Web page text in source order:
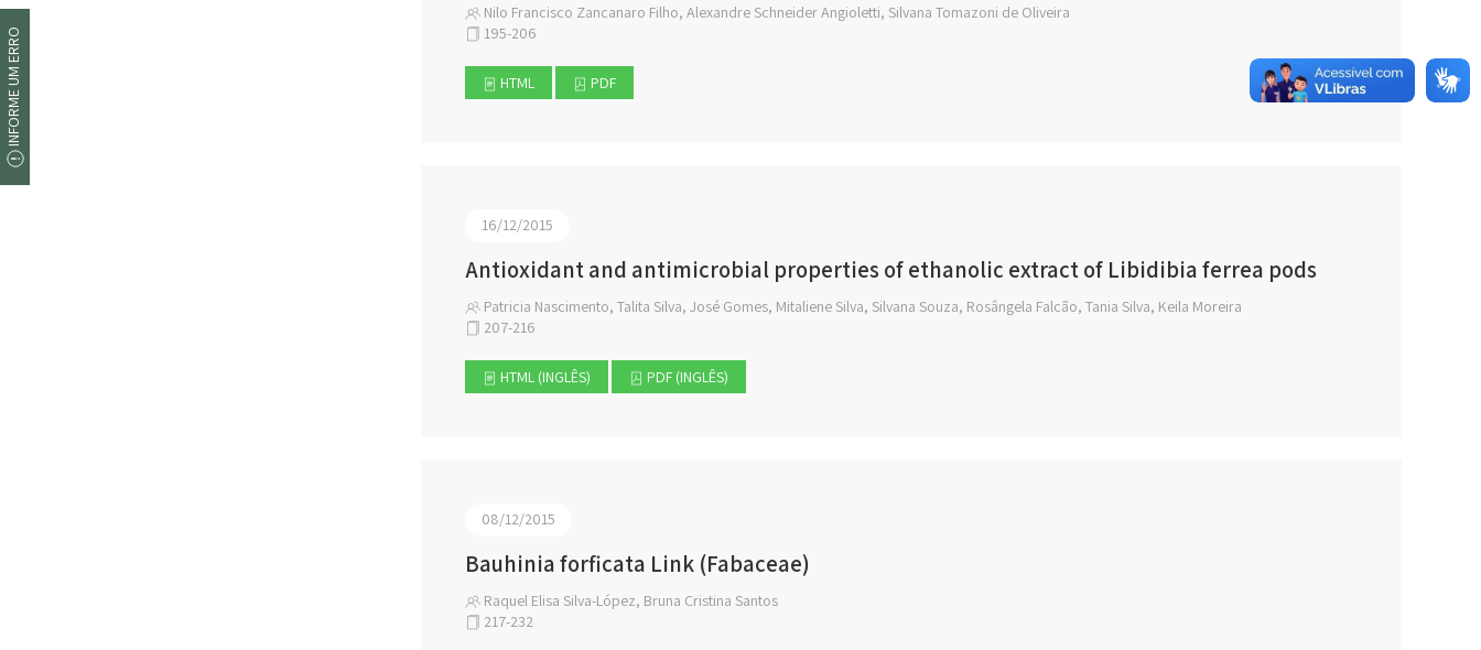
Nilo Francisco Zancanaro Filho, Alexandre Schneider Angioletti, Silvana Tomazoni de Oliveira
195-206
HTML PDF
16/12/2015
Antioxidant and antimicrobial properties of ethanolic extract of Libidibia ferrea pods
Patricia Nascimento, Talita Silva, José Gomes, Mitaliene Silva, Silvana Souza, Rosângela Falcão, Tania Silva, Keila Moreira
207-216
HTML (INGLÊS) PDF (INGLÊS)
08/12/2015
Bauhinia forficata Link (Fabaceae)
Raquel Elisa Silva-López, Bruna Cristina Santos
217-232
INFORME UM ERRO